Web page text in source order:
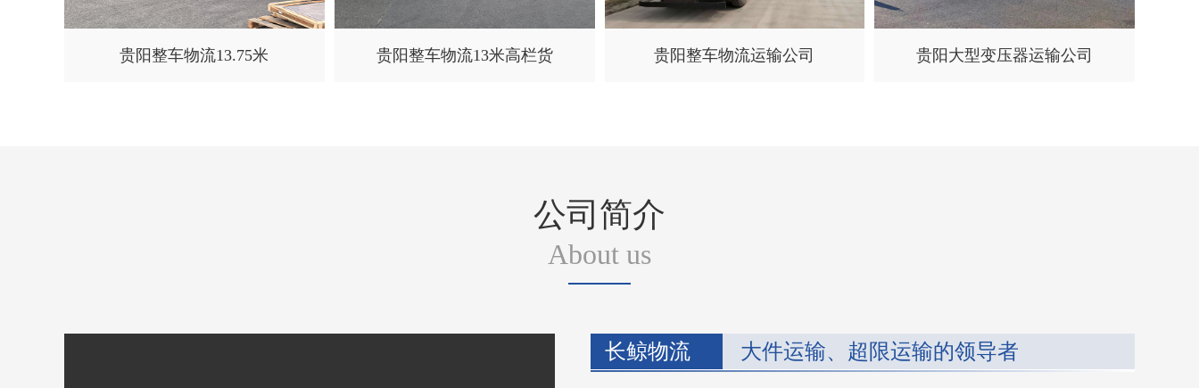
贵阳整车物流13.75米 贵阳整车物流13米高栏货 贵阳整车物流运输公司 贵阳大型变压器运输公司
公司简介
About us
长鲸物流 大件运输、超限运输的领导者